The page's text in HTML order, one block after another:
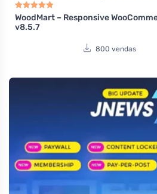
Tecnologia,
Avaliação
WoodMart – Responsive
v8.5.7
800 vendas